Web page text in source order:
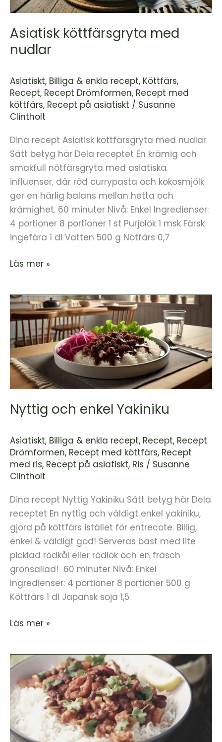
Asiatisk köttfärsgryta med
nudlar
Asiatiskt, Billiga & enkla recept, Köttfärs,
Recept, Recept Drömformen, Recept med
köttfärs, Recept på asiatiskt / Susanne
Clintholt
Dina recept Asiatisk köttfärsgryta med nudlar
Sätt betyg här Dela receptet En krämig och
smakfull nötfärsgryta med asiatiska
influenser, där röd currypasta och kokosmjölk
ger en härlig balans mellan hetta och
krämighet. 60 minuter Nivå: Enkel Ingredienser:
4 portioner 8 portioner 1 st Purjolök 1 msk Färsk
ingefära 1 dl Vatten 500 g Nötfärs 0,7
Läs mer »
Nyttig och enkel Yakiniku
Asiatiskt, Billiga & enkla recept, Recept, Recept
Drömformen, Recept med köttfärs, Recept
med ris, Recept på asiatiskt, Ris / Susanne
Clintholt
Dina recept Nyttig Yakiniku Sätt betyg här Dela
receptet En nyttig och väldigt enkel yakiniku,
gjord på köttfärs istället för entrecote. Billig,
enkel & väldigt god! Serveras bäst med lite
picklad rödkål eller rödlök och en fräsch
grönsallad! 60 minuter Nivå: Enkel
Ingredienser: 4 portioner 8 portioner 500 g
Köttfärs 1 dl Japansk soja 1,5
Nyttig
och
enkel
Yakiniku
Läs mer »
Chili
con
carne
gryta
med
ris